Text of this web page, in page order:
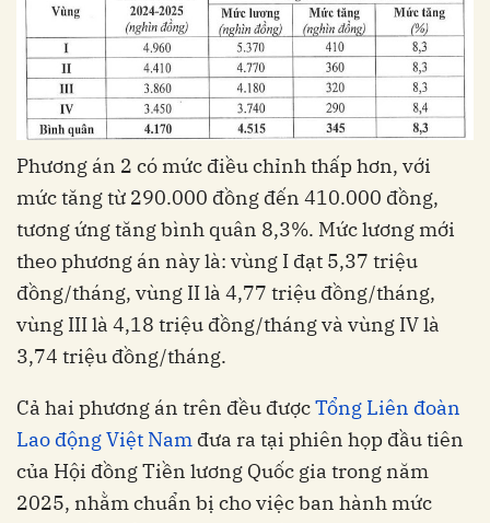
Phương án 2 có mức điều chỉnh thấp hơn, với
mức tăng từ 290.000 đồng đến 410.000 đồng,
tương ứng tăng bình quân 8,3%. Mức lương mới
theo phương án này là: vùng I đạt 5,37 triệu
đồng/tháng, vùng II là 4,77 triệu đồng/tháng,
vùng III là 4,18 triệu đồng/tháng và vùng IV là
3,74 triệu đồng/tháng.
Cả hai phương án trên đều đượcTổng Liên đoàn
Lao động Việt Nam đưa ra tại phiên họp đầu tiên
của Hội đồng Tiền lương Quốc gia trong năm
2025, nhằm chuẩn bị cho việc ban hành mức